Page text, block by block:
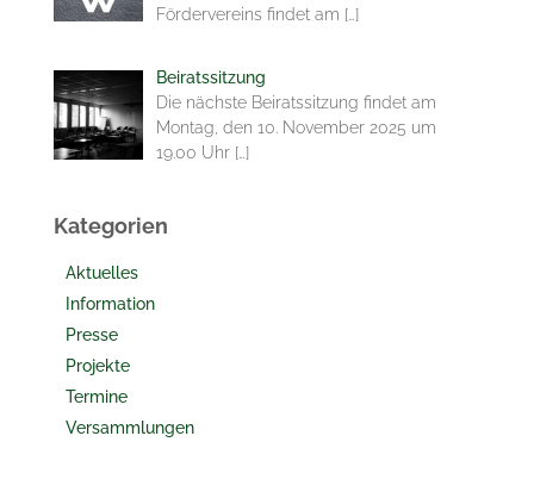
Fördervereins findet am […]
Beiratssitzung
Die nächste Beiratssitzung findet am
Montag, den 10. November 2025 um
19.00 Uhr […]
Kategorien
Aktuelles
Information
Presse
Projekte
Termine
Versammlungen